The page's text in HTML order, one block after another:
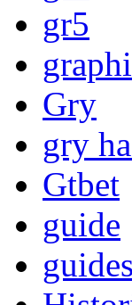
gr5
Gry
gry
Gtbet
guide
guides